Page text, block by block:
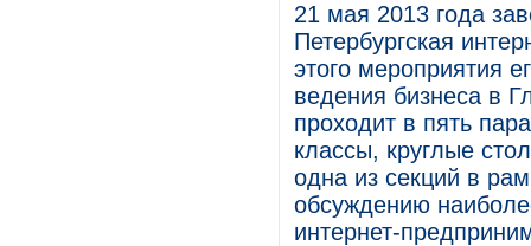
21 мая 2013 года
Петербургская
этого мероприятия
ведения бизнеса в
проходит в пять
классы, круглые
одна из секций в
обсуждению
интернет-